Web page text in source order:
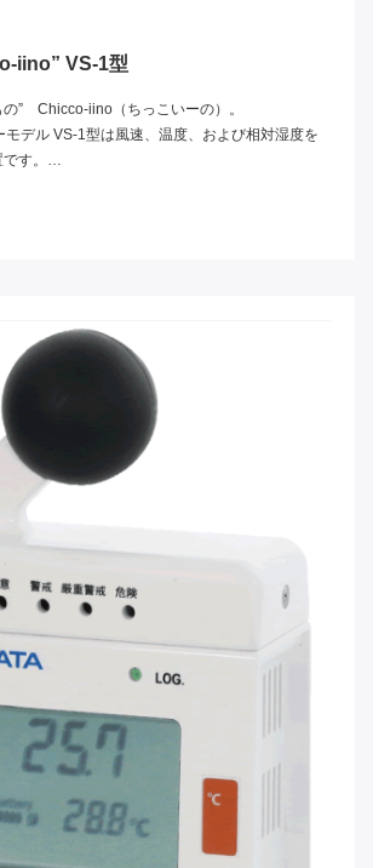
iino” VS-1型
の” Chicco-iino（ちっこいーの）。
デル VS-1型は風速、温度、および相対湿度を
す。